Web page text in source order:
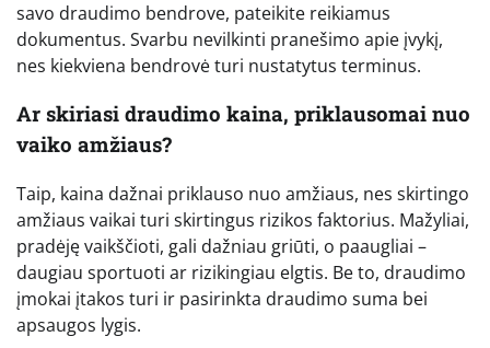
savo draudimo bendrove, pateikite reikiamus
dokumentus. Svarbu nevilkinti pranešimo apie įvykį,
nes kiekviena bendrovė turi nustatytus terminus.
Ar skiriasi draudimo kaina, priklausomai nuo
vaiko amžiaus?
Taip, kaina dažnai priklauso nuo amžiaus, nes skirtingo
amžiaus vaikai turi skirtingus rizikos faktorius. Mažyliai,
pradėję vaikščioti, gali dažniau griūti, o paaugliai –
daugiau sportuoti ar rizikingiau elgtis. Be to, draudimo
įmokai įtakos turi ir pasirinkta draudimo suma bei
apsaugos lygis.